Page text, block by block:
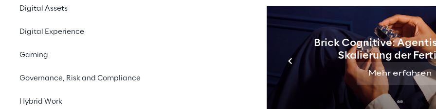
Digital Assets
Digital Experience
Gaming
Governance, Risk and Compliance
Hybrid Work
Brick Cognitive:
Skalierung der
Mehr erfahren